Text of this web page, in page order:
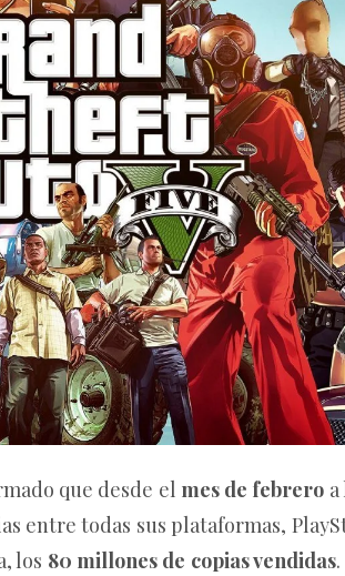
que desde el mes de febrero
entre todas sus plataformas,
los 80 millones de copias vendidas